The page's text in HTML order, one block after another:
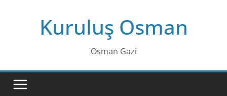
Kuruluş Osman
Osman Gazi